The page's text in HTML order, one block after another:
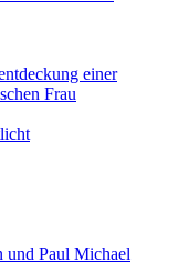
einer
Frau
und Paul Michael